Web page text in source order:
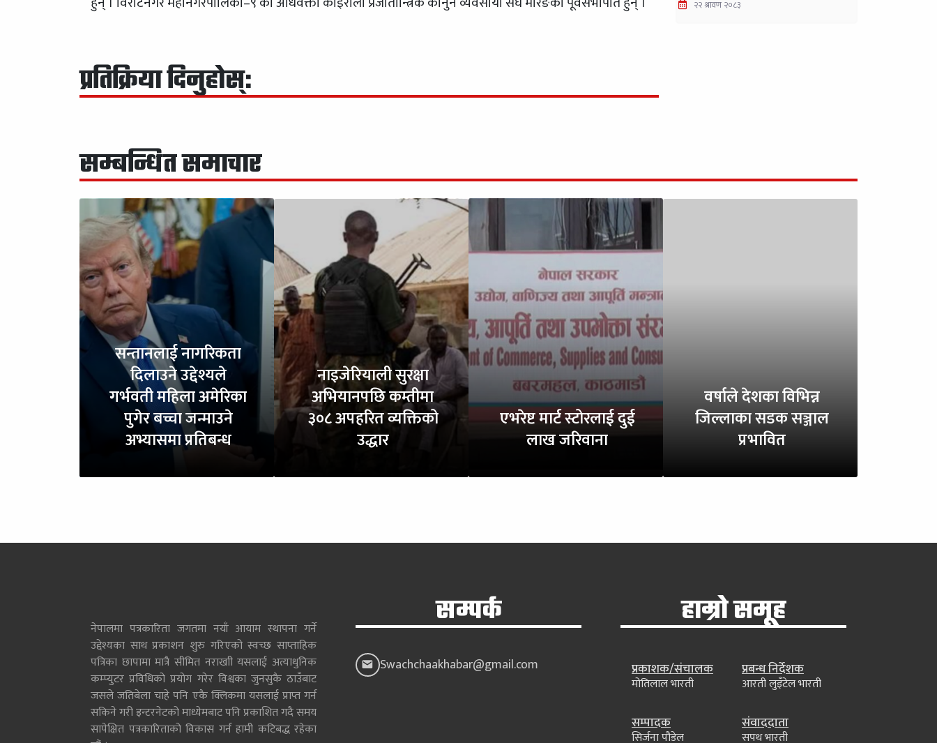
प्रतिक्रिया दिनुहोस्:
२२ श्रावण २०८३
सम्बन्धित समाचार
सन्तानलाई नागरिकता
दिलाउने उद्देश्यले
गर्भवती महिला अमेरिका
पुगेर बच्चा जन्माउने
अभ्यासमा प्रतिबन्ध
नाइजेरियाली सुरक्षा
अभियानपछि कम्तीमा
३०८ अपहरित व्यक्तिको
उद्धार
एभरेष्ट मार्ट स्टोरलाई दुई
लाख जरिवाना
वर्षाले देशका विभिन्न
जिल्लाका सडक सञ्जाल
प्रभावित
नेपालमा पत्रकारिता जगतमा नयाँ आयाम स्थापना गर्ने
उद्देश्यका साथ प्रकाशन शुरु गरिएको स्वच्छ साप्ताहिक
पत्रिका छापामा मात्रै सीमित नराखाी यसलाई अत्याधुनिक
कम्प्युटर प्रविधिको प्रयोग गरेर विश्वका जुनसुकै ठाउँबाट
जसले जतिबेला चाहे पनि एकै क्लिकमा यसलाई प्राप्त गर्न
सकिने गरी इन्टरनेटको माध्येमबाट पनि प्रकाशित गदै समय
सापेक्षित पत्रकारिताको विकास गर्न हामी कटिबद्ध रहेका
सम्पर्क
Swachchaakhabar@gmail.com
हाम्रो समूह
प्रकाशक/संचालक
मोतिलाल भारती
प्रबन्ध निर्देशक
आरती लुइँटेल भारती
सम्पादक
सिर्जना पौडेल
संवाददाता
सपथ भारती